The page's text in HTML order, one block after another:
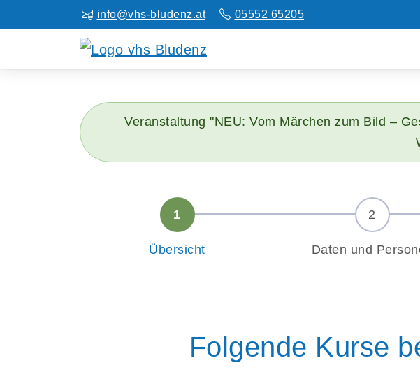
info@vhs-bludenz.at 05552 65205
Veranstaltung "NEU: Vom Märchen zum Bild –
Übersicht Daten und
Folgende Kurse